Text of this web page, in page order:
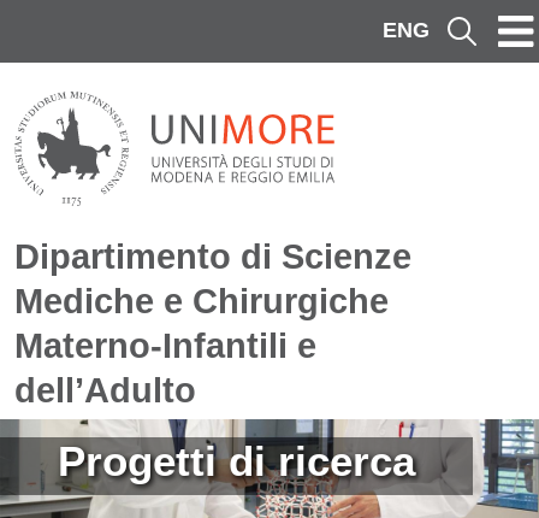
ENG Cerca
Dipartimento di Scienze
Mediche e Chirurgiche
Materno-Infantili e
dell’Adulto
Immagine
Progetti di ricerca